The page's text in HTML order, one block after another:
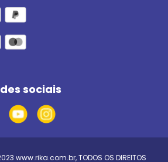
sociais
www.rika.com.br, TODOS OS DIREITOS